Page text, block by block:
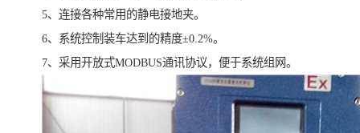
5、连接各种常用的静电接地夹。
6、系统控制装车达到的精度±0.2%。
7、采用开放式MODBUS通讯协议，便于系统组网。